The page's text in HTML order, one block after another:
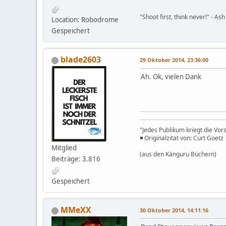
Location: Robodrome
Gespeichert
"Shoot first, think never!" - Ash
blade2603
Mitglied
Beiträge: 3.816
Gespeichert
29 Oktober 2014, 23:36:00
Ah. Ok, vielen Dank
"Jedes Publikum kriegt die
◾ Originalzitat von: Curt Goetz
(aus den Känguru Büchern)
MMeXX 30 Oktober 2014, 14:11:16